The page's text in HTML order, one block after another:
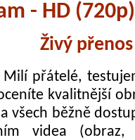
- HD (720p)
Živý přenos
Milí přátelé,
kvalitnější
všech běžně
videa